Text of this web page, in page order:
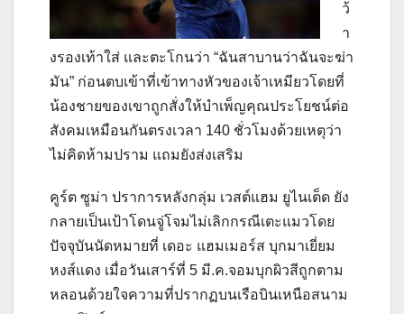
ว้
า
งรองเท้าใส่ และตะโกนว่า “ฉันสาบานว่าฉันจะฆ่า
มัน” ก่อนตบเข้าที่เข้าทางหัวของเจ้าเหมียวโดยที่
น้องชายของเขาถูกสั่งให้บำเพ็ญคุณประโยชน์ต่อ
สังคมเหมือนกันตรงเวลา 140 ชั่วโมงด้วยเหตุว่า
ไม่คิดห้ามปราม แถมยังส่งเสริม
คูร์ต ซูม่า ปราการหลังกลุ่ม เวสต์แฮม ยูไนเต็ด ยัง
กลายเป็นเป้าโดนจู่โจมไม่เลิกกรณีเตะแมวโดย
ปัจจุบันนัดหมายที่ เดอะ แฮมเมอร์ส บุกมาเยี่ยม
หงส์แดง เมื่อวันเสาร์ที่ 5 มี.ค.จอมบุกผิวสีถูกตาม
หลอนด้วยใจความที่ปรากฏบนเรือบินเหนือสนาม